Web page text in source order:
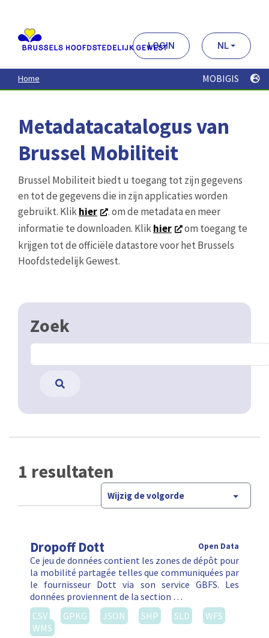
contenu
principal
LOGIN NL
Home MOBIGIS
Metadatacatalogus van
Brussel Mobiliteit
Brussel Mobiliteit biedt u toegang tot zijn gegevens
en tot de gegevens die in zijn applicaties worden
gebruikt. Klikhier
. om de metadata en meer
informatie te downloaden. Klikhier
om toegang te
krijgen tot de officiële datastore voor het Brussels
Hoofdstedelijk Gewest.
Zoek
1 resultaten
Wijzig de volgorde
Dropoff Dott Open Data
Ce jeu de données contient les zones de dépôt pour
la mobilité partagée telles que communiquées par
le fournisseur Dott via son service GBFS. Les
données proviennent de la section …
CSV
GPKG JSON SHP SLD
WFS
WMS